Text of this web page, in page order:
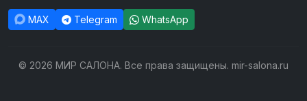
MAX Telegram WhatsApp
© 2026 МИР САЛОНА. Все права защищены. mir-salona.ru